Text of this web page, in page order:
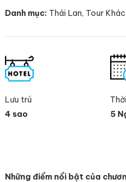
Danh mục: Thái Lan, Tour
Lưu trú
4 sao
5
Những điểm nổi bật của